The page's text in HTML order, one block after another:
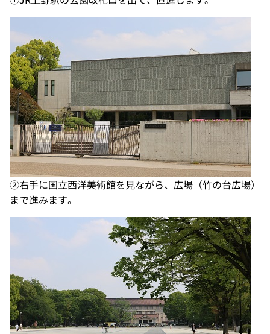
②右手に国立西洋美術館を見ながら、広場（竹の台広場）
まで進みます。